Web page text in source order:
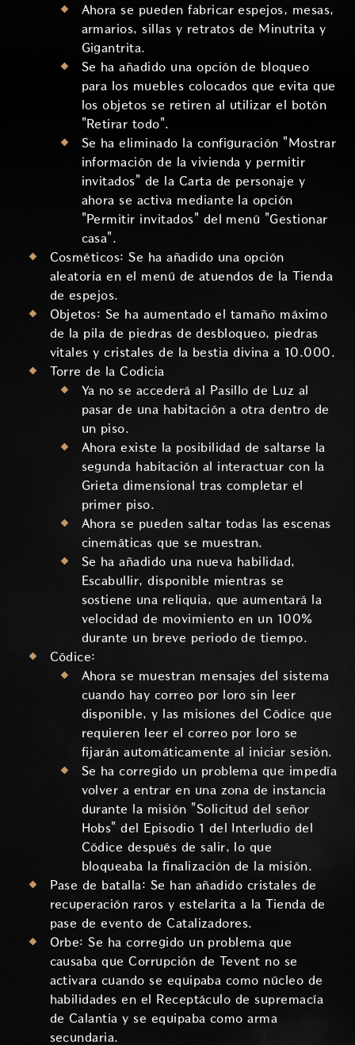
Ahora se pueden fabricar espejos, mesas,
armarios, sillas y retratos de Minutrita y
Gigantrita.
Se ha añadido una opción de bloqueo
para los muebles colocados que evita que
los objetos se retiren al utilizar el botón
"Retirar todo".
Se ha eliminado la configuración "Mostrar
información de la vivienda y permitir
invitados" de la Carta de personaje y
ahora se activa mediante la opción
"Permitir invitados" del menú "Gestionar
casa".
Cosméticos: Se ha añadido una opción
aleatoria en el menú de atuendos de la Tienda
de espejos.
Objetos: Se ha aumentado el tamaño máximo
de la pila de piedras de desbloqueo, piedras
vitales y cristales de la bestia divina a 10.000.
Torre de la Codicia
Ya no se accederá al Pasillo de Luz al
pasar de una habitación a otra dentro de
un piso.
Ahora existe la posibilidad de saltarse la
segunda habitación al interactuar con la
Grieta dimensional tras completar el
primer piso.
Ahora se pueden saltar todas las escenas
cinemáticas que se muestran.
Se ha añadido una nueva habilidad,
Escabullir, disponible mientras se
sostiene una reliquia, que aumentará la
velocidad de movimiento en un 100%
durante un breve periodo de tiempo.
Códice:
Ahora se muestran mensajes del sistema
cuando hay correo por loro sin leer
disponible, y las misiones del Códice que
requieren leer el correo por loro se
fijarán automáticamente al iniciar sesión.
Se ha corregido un problema que impedía
volver a entrar en una zona de instancia
durante la misión "Solicitud del señor
Hobs" del Episodio 1 del Interludio del
Códice después de salir, lo que
bloqueaba la finalización de la misión.
Pase de batalla: Se han añadido cristales de
recuperación raros y estelarita a la Tienda de
pase de evento de Catalizadores.
Orbe: Se ha corregido un problema que
causaba que Corrupción de Tevent no se
activara cuando se equipaba como núcleo de
habilidades en el Receptáculo de supremacía
de Calantia y se equipaba como arma
secundaria.